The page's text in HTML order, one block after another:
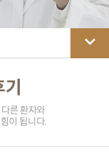
른 환자와
이 됩니다.